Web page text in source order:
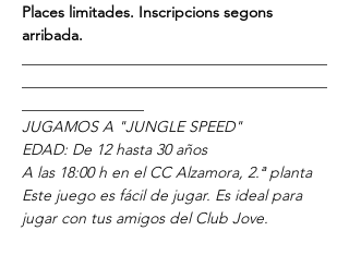
Places limitades. Inscripcions segons
arribada.
JUGAMOS A "JUNGLE SPEED"
EDAD: De 12 hasta 30 años
A las 18:00 h en el CC Alzamora, 2.ª planta
Este juego es fácil de jugar. Es ideal para
jugar con tus amigos del Club Jove.